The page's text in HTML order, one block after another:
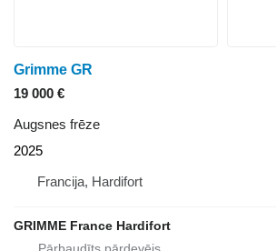
Grimme GR
19 000 €
Augsnes frēze
2025
Francija, Hardifort
GRIMME France Hardifort